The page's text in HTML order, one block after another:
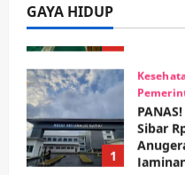
GAYA HIDUP
5
1
Sibar